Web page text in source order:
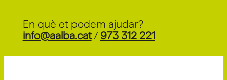
En què et podem ajudar?
info@aalba.cat/ 973 312 221